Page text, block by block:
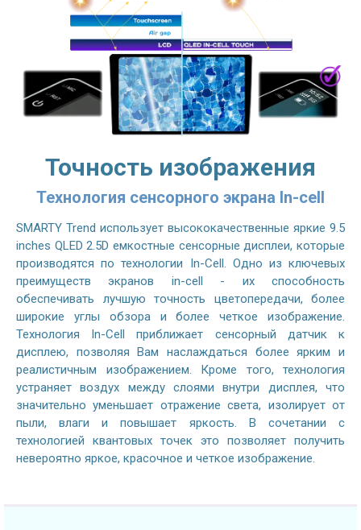
Точность изображения
Технология сенсорного экрана In-cell
SMARTY Trend использует высококачественные яркие 9.5
inches QLED 2.5D емкостные сенсорные дисплеи, которые
производятся по технологии In-Cell. Одно из ключевых
преимуществ экранов in-cell - их способность
обеспечивать лучшую точность цветопередачи, более
широкие углы обзора и более четкое изображение.
Технология In-Cell приближает сенсорный датчик к
дисплею, позволяя Вам наслаждаться более ярким и
реалистичным изображением. Кроме того, технология
устраняет воздух между слоями внутри дисплея, что
значительно уменьшает отражение света, изолирует от
пыли, влаги и повышает яркость. В сочетании с
технологией квантовых точек это позволяет получить
невероятно яркое, красочное и четкое изображение.